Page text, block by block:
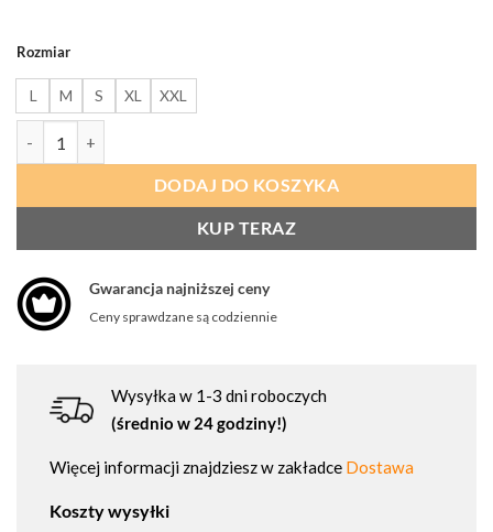
Rozmiar
L M S XL
XXL
DODAJ DO KOSZYKA
KUP TERAZ
Gwarancja najniższej ceny
Ceny sprawdzane są codziennie
Wysyłka w 1-3 dni roboczych
(średnio w 24 godziny!)
Więcej informacji znajdziesz w zakładce Dostawa
Koszty wysyłki